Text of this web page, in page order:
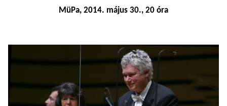
MüPa, 2014. május 30., 20 óra